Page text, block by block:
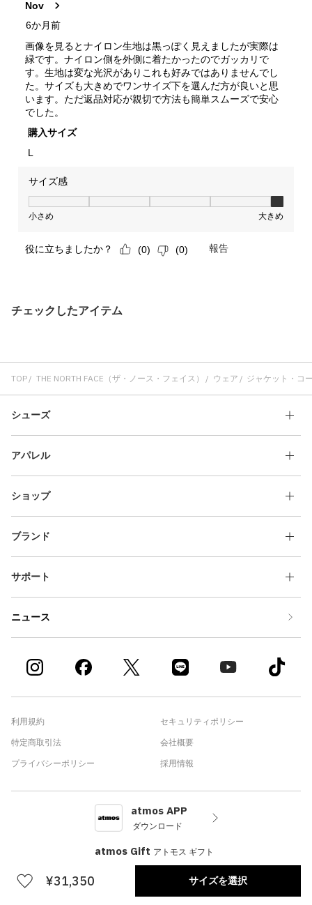
¥31,350 サイズを選択
チェックしたアイテム
TOP THE NORTH FACE（ザ・ノース・フェイス） ウェア ジャケット・コ
シューズ
アパレル
ショップ
ブランド
サポート
ニュース
利用規約
特定商取引法
プライバシーポリシー
セキュリティポリシー
会社概要
採用情報
atmos APP
ダウンロード
atmos Gift アトモス ギフト